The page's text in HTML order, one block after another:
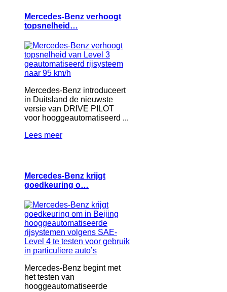
Mercedes-Benz verhoogt
topsnelheid…
Mercedes-Benz introduceert
in Duitsland de nieuwste
versie van DRIVE PILOT
voor hooggeautomatiseerd ...
Lees meer
Mercedes-Benz krijgt
goedkeuring o…
Mercedes-Benz begint met
het testen van
hooggeautomatiseerde